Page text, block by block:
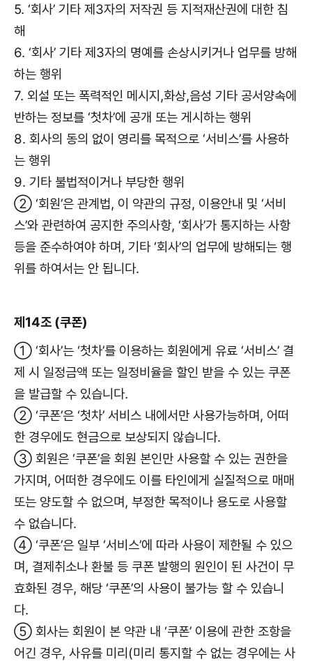
5. ‘회사’ 기타 제3자의 저작권 등 지적재산권에 대한 침
해
6. ‘회사’ 기타 제3자의 명예를 손상시키거나 업무를 방해
하는 행위
7. 외설 또는 폭력적인 메시지,화상,음성 기타 공서양속에
반하는 정보를 ‘첫차’에 공개 또는 게시하는 행위
8. 회사의 동의 없이 영리를 목적으로 ‘서비스’를 사용하
는 행위
9. 기타 불법적이거나 부당한 행위
② ‘회원’은 관계법, 이 약관의 규정, 이용안내 및 ‘서비
스’와 관련하여 공지한 주의사항, ‘회사’가 통지하는 사항
등을 준수하여야 하며, 기타 ‘회사’의 업무에 방해되는 행
위를 하여서는 안 됩니다.
제14조 (쿠폰)
① ‘회사’는 ‘첫차’를 이용하는 회원에게 유료 ‘서비스’ 결
제 시 일정금액 또는 일정비율을 할인 받을 수 있는 쿠폰
을 발급할 수 있습니다.
② ‘쿠폰’은 ‘첫차’ 서비스 내에서만 사용가능하며, 어떠
한 경우에도 현금으로 보상되지 않습니다.
③ 회원은 ‘쿠폰’을 회원 본인만 사용할 수 있는 권한을
가지며, 어떠한 경우에도 이를 타인에게 실질적으로 매매
또는 양도할 수 없으며, 부정한 목적이나 용도로 사용할
수 없습니다.
④ ‘쿠폰’은 일부 ‘서비스’에 따라 사용이 제한될 수 있으
며, 결제취소나 환불 등 쿠폰 발행의 원인이 된 사건이 무
효화된 경우, 해당 ‘쿠폰’의 사용이 불가능 할 수 있습니
다.
⑤ 회사는 회원이 본 약관 내 ‘쿠폰’ 이용에 관한 조항을
어긴 경우, 사유를 미리(미리 통지할 수 없는 경우에는 사